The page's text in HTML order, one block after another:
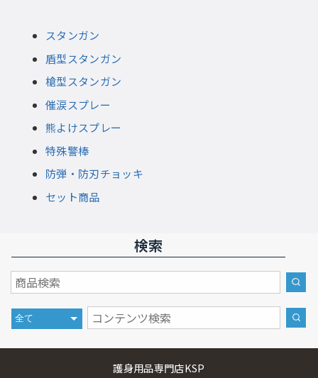
スタンガン
盾型スタンガン
槍型スタンガン
催涙スプレー
熊よけスプレー
特殊警棒
防弾・防刃チョッキ
セット商品
検索
護身用品専門店KSP